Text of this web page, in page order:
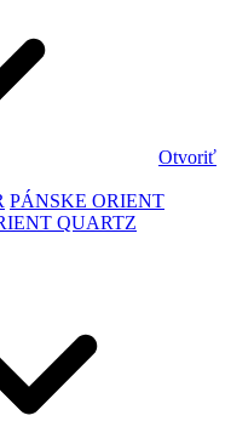
Otvoriť
PÁNSKE ORIENT
QUARTZ